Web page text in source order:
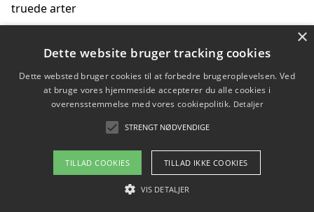
truede arter
Hvordan kan gaver til unge voksne støtte bevarelsen
Copyright 2026 - Pilanto Aps
Om / kontakt
Blog Betingelser
×
Dette website bruger tracking cookies
Dette websted bruger cookies til at forbedre brugeroplevelsen. Ved
at bruge vores hjemmeside accepterer du alle cookies i
overensstemmelse med vores cookiepolitik. Detaljer
STRENGT NØDVENDIGE
TILLAD COOKIES TILLAD IKKE COOKIES
VIS DETALJER